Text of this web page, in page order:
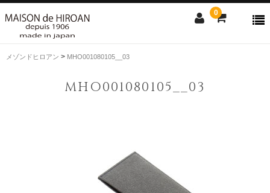
0
CLOSE
メゾンドヒロアン > MHO001080105__03
MHO001080105__03